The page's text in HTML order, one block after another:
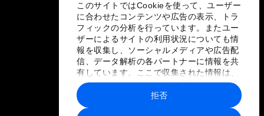
このサイトではCookieを使って、ユーザー
に合わせたコンテンツや広告の表示、トラ
フィックの分析を行っています。またユー
ザーによるサイトの利用状況についても情
報を収集し、ソーシャルメディアや広告配
信、データ解析の各パートナーに情報を共
有しています。ここで収集された情報は、
ユーザーが各パートナーに提供した他の情
報や各パートナーのサービスを使用した際
に収集された情報と組み合わされ、各パー
拒否